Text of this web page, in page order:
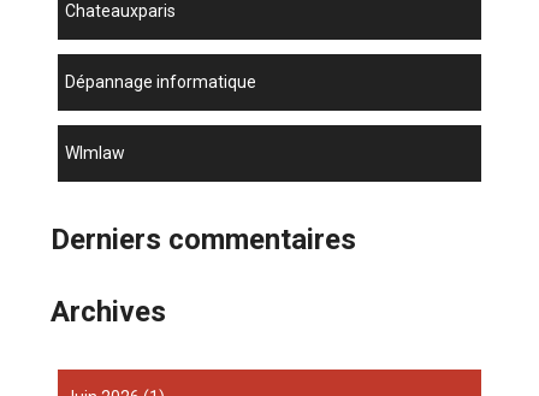
chateauxparis
dépannage informatique
wlmlaw
Derniers commentaires
Archives